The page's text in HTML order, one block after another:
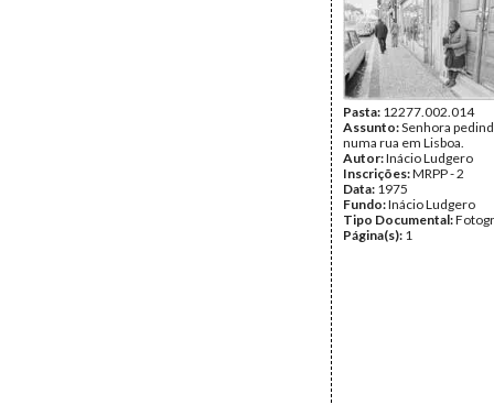
Pasta: 12277.002.014
Assunto:Senhora
numa rua em Lisboa.
Autor:Inácio Ludgero
Inscrições:MRPP - 2
Data: 1975
Fundo:Inácio Ludgero
Tipo Documental:
Página(s): 1